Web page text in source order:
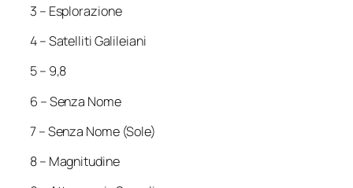
3 – Esplorazione
4 – Satelliti Galileiani
5 – 9,8
6 – Senza Nome
7 – Senza Nome (Sole)
8 – Magnitudine